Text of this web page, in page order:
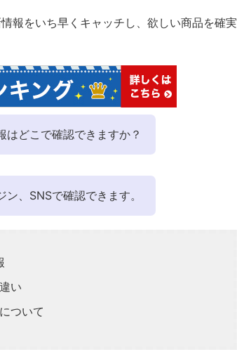
報をいち早くキャッチし、欲しい商品を確実
はどこで確認できますか？
、SNSで確認できます。
い
ついて